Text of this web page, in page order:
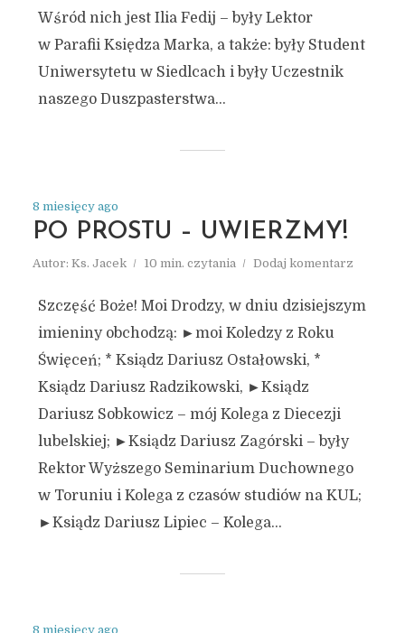
Wśród nich jest Ilia Fedij – były Lektor
w Parafii Księdza Marka, a także: były Student
Uniwersytetu w Siedlcach i były Uczestnik
naszego Duszpasterstwa...
8 miesięcy ago
PO PROSTU – UWIERZMY!
Autor: Ks. Jacek 10 min. czytania Dodaj komentarz
Szczęść Boże! Moi Drodzy, w dniu dzisiejszym
imieniny obchodzą: ►moi Koledzy z Roku
Święceń; * Ksiądz Dariusz Ostałowski, *
Ksiądz Dariusz Radzikowski, ►Ksiądz
Dariusz Sobkowicz – mój Kolega z Diecezji
lubelskiej; ►Ksiądz Dariusz Zagórski – były
Rektor Wyższego Seminarium Duchownego
w Toruniu i Kolega z czasów studiów na KUL;
►Ksiądz Dariusz Lipiec – Kolega...
8 miesięcy ago